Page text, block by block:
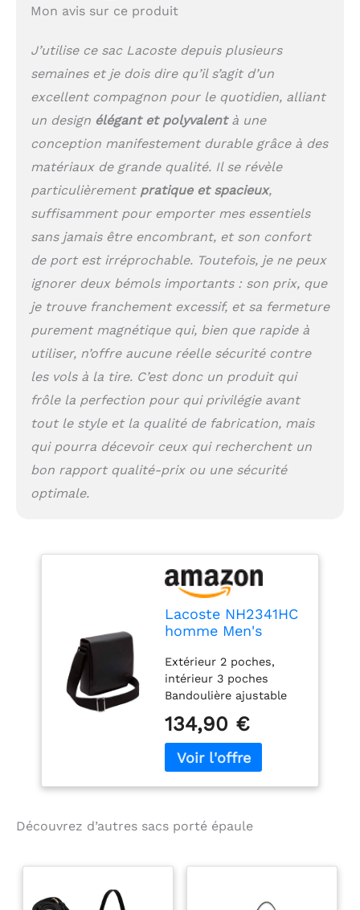
Mon avis sur ce produit
J’utilise ce sac Lacoste depuis plusieurs
semaines et je dois dire qu’il s’agit d’un
excellent compagnon pour le quotidien, alliant
un design élégant et polyvalentà une
conception manifestement durable grâce à des
matériaux de grande qualité. Il se révèle
particulièrement pratique et spacieux,
suffisamment pour emporter mes essentiels
sans jamais être encombrant, et son confort
de port est irréprochable. Toutefois, je ne peux
ignorer deux bémols importants : son prix, que
je trouve franchement excessif, et sa fermeture
purement magnétique qui, bien que rapide à
utiliser, n’offre aucune réelle sécurité contre
les vols à la tire. C’est donc un produit qui
frôle la perfection pour qui privilégie avant
tout le style et la qualité de fabrication, mais
qui pourra décevoir ceux qui recherchent un
bon rapport qualité-prix ou une sécurité
optimale.
Lacoste NH2341HC
homme Men's
main Noir (Black)
Extérieur 2 poches,
intérieur 3 poches
Bandoulière ajustable
ton Dimensions 20 x 21
x 6,5 cm Extérieur PVC
petit piqué
134,90 €
Découvrez d’autres sacs porté épaule